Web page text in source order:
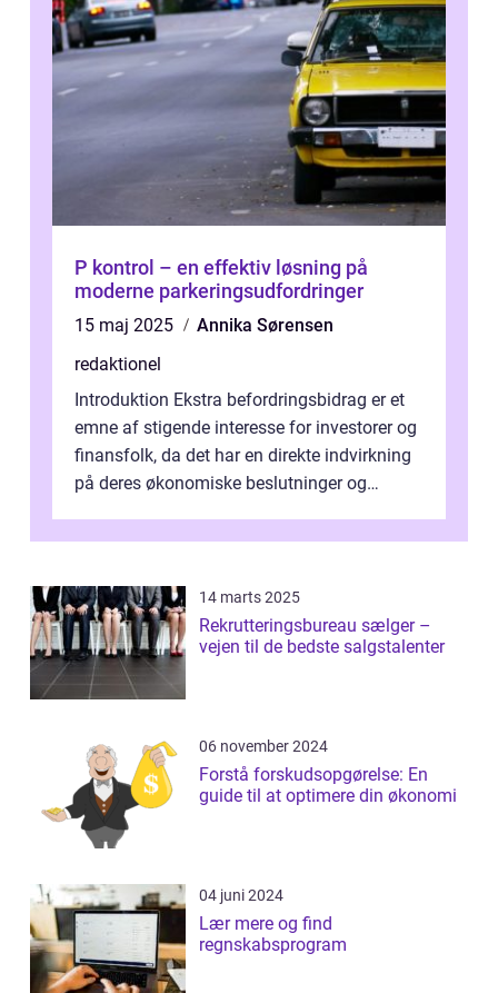
P kontrol – en effektiv løsning på
moderne parkeringsudfordringer
15 maj 2025
Annika Sørensen
redaktionel
Introduktion Ekstra befordringsbidrag er et
emne af stigende interesse for investorer og
finansfolk, da det har en direkte indvirkning
på deres økonomiske beslutninger og
14 marts 2025
Rekrutteringsbureau sælger –
vejen til de bedste salgstalenter
06 november 2024
Forstå forskudsopgørelse: En
guide til at optimere din økonomi
04 juni 2024
Lær mere og find
regnskabsprogram